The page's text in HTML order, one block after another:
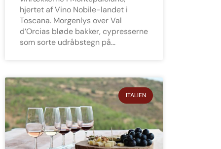
hjertet af Vino Nobile-landet i
Toscana. Morgenlys over Val
d’Orcias bløde bakker, cypresserne
som sorte udråbstegn på
ITALIEN